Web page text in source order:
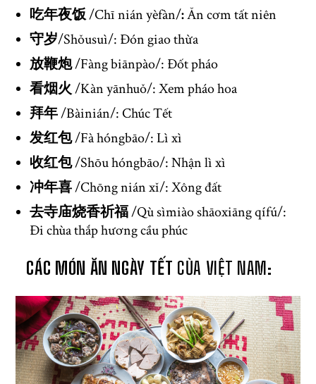
吃年夜饭/Chī nián yèfàn/:Ăn cơm tất niên
守岁/Shǒusuì/: Đón giao thừa
放鞭炮/Fàng biānpào/: Đốt pháo
看烟火/Kàn yānhuǒ/: Xem pháo hoa
拜年/Bàinián/: Chúc Tết
发红包/Fà hóngbāo/: Lì xì
收红包/Shōu hóngbāo/: Nhận lì xì
冲年喜/Chōng nián xǐ/: Xông đất
去寺庙烧香祈福/Qù sìmiào shāoxiāng qífú/:
Đi chùa thắp hương cầu phúc
CÁC MÓN ĂN NGÀY TẾT CỦA VIỆT NAM: